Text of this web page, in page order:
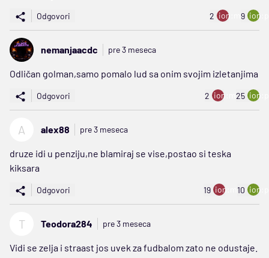
Odgovori 2 ion:minus
9
nemanjaacdc pre 3 meseca
Odličan golman,samo pomalo lud sa onim svojim izletanjima
Odgovori 2 ion:minus
25
A alex88 pre 3 meseca
druze idi u penziju,ne blamiraj se vise,postao si teska
kiksara
Odgovori 19 ion:minus
10
T Teodora284 pre 3 meseca
Vidi se zelja i straast jos uvek za fudbalom zato ne odustaje.